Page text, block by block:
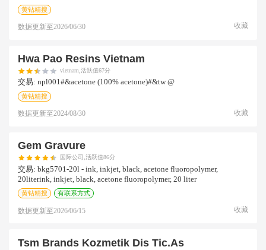
黄钻精搜
数据更新至2026/06/30 收藏
Hwa Pao Resins Vietnam
vietnam,活跃值67分
交易: npl001#&acetone (100% acetone)#&tw @
黄钻精搜
数据更新至2024/08/30 收藏
Gem Gravure
国际公司,活跃值86分
交易: bkg5701-20l - ink, inkjet, black, acetone fluoropolymer,
20literink, inkjet, black, acetone fluoropolymer, 20 liter
黄钻精搜 有联系方式
数据更新至2026/06/15 收藏
Tsm Brands Kozmetik Dis Tic.as